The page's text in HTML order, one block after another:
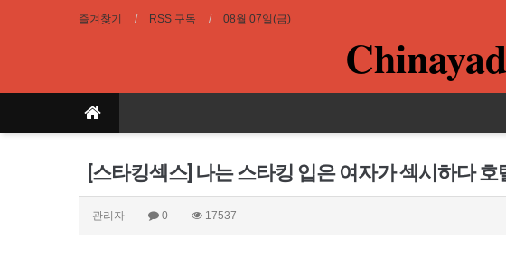
즐겨찾기 RSS 구독 08월 07일(금)
[스타킹섹스] 나는 스타킹 입은 여자가 섹시하다
관리자 0 17537